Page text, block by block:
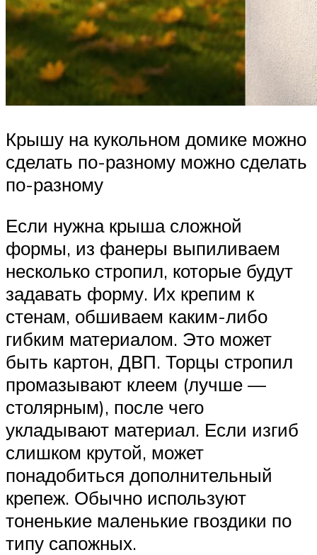
Крышу на кукольном домике можно
сделать по-разному можно сделать
по-разному
Если нужна крыша сложной
формы, из фанеры выпиливаем
несколько стропил, которые будут
задавать форму. Их крепим к
стенам, обшиваем каким-либо
гибким материалом. Это может
быть картон, ДВП. Торцы стропил
промазывают клеем (лучше —
столярным), после чего
укладывают материал. Если изгиб
слишком крутой, может
понадобиться дополнительный
крепеж. Обычно используют
тоненькие маленькие гвоздики по
типу сапожных.